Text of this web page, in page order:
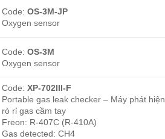
Code:OS-3M-JP
Oxygen sensor
Code:OS-3M
Oxygen sensor
Code:XP-702III-F
Portable gas leak checker – Máy phát hiện
rò rỉ gas cầm tay
Freon: R-407C (R-410A)
Gas detected: CH4